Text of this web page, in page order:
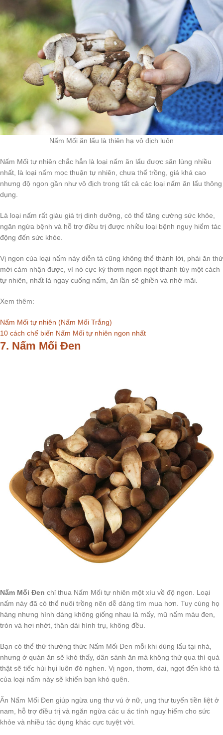
Nấm Mối ăn lẩu là thiên hạ vô địch luôn
Nấm Mối tự nhiên chắc hẳn là loại nấm ăn lẩu được săn lùng nhiều
nhất, là loại nấm mọc thuận tự nhiên, chưa thể trồng, giá khá cao
nhưng độ ngon gần như vô địch trong tất cả các loại nấm ăn lẩu thông
dụng.
Là loại nấm rất giàu giá trị dinh dưỡng, có thể tăng cường sức khỏe,
ngăn ngừa bệnh và hỗ trợ điều trị được nhiều loại bệnh nguy hiểm tác
động đến sức khỏe.
Vị ngon của loại nấm này diễn tả cũng không thể thành lời, phải ăn thử
mới cảm nhận được, vì nó cực kỳ thơm ngon ngọt thanh túy một cách
tự nhiên, nhất là ngay cuống nấm, ăn lần sẽ ghiền và nhớ mãi.
Xem thêm:
Nấm Mối tự nhiên (Nấm Mối Trắng)
10 cách chế biến Nấm Mối tự nhiên ngon nhất
7. Nấm Mối Đen
Nấm Mối Đen chỉ thua Nấm Mối tự nhiên một xíu về độ ngon. Loại
nấm này đã có thể nuôi trồng nên dễ dàng tìm mua hơn. Tuy cùng họ
hàng nhưng hình dáng không giống nhau là mấy, mũ nấm màu đen,
tròn và hơi nhớt, thân dài hình trụ, không đều.
Bạn có thể thử thưởng thức Nấm Mối Đen mỗi khi dùng lẩu tại nhà,
nhưng ở quán ăn sẽ khó thấy, dân sành ăn mà không thử qua thì quả
thật sẽ tiếc hùi hụi luôn đó nghen. Vị ngon, thơm, dai, ngọt đến khó tả
của loại nấm này sẽ khiến bạn khó quên.
Ăn Nấm Mối Đen giúp ngừa ung thư vú ở nữ, ung thư tuyến tiền liệt ở
nam, hỗ trợ điều trị và ngăn ngừa các u ác tính nguy hiểm cho sức
khỏe và nhiều tác dụng khác cực tuyệt vời.